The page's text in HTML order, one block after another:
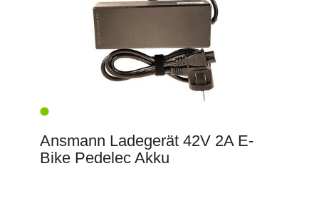
Ansmann Ladegerät 42V 2A E-
Bike Pedelec Akku